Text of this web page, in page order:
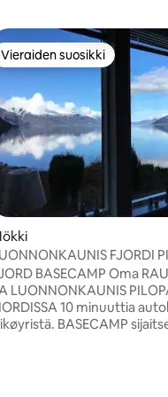
arvio 5/5, 105
Vieraiden suosikki
Vieraiden suosikki
FJORDI
BASECAMP Oma
LUONNONKAUNIS
10 minuuttia
BASECAMP